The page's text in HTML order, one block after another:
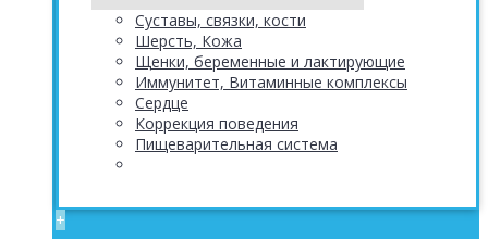
Суставы, связки, кости
Шерсть, Кожа
Щенки, беременные и лактирующие
Иммунитет, Витаминные комплексы
Сердце
Коррекция поведения
Пищеварительная система
+